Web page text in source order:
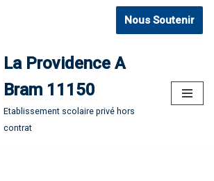
Nous Soutenir
La Providence A
Bram 11150
Etablissement scolaire privé hors
contrat